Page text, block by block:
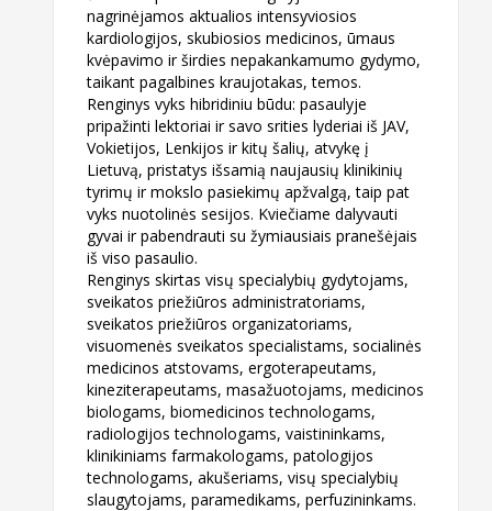
nagrinėjamos aktualios intensyviosios
kardiologijos,skubiosios medicinos, ūmaus
kvėpavimo ir širdies nepakankamumo gydymo,
taikant pagalbines kraujotakas, temos.
Renginys vyks hibridiniu būdu: pasaulyje
pripažinti lektoriai ir savo srities lyderiai iš JAV,
Vokietijos, Lenkijos ir kitų šalių, atvykę į
Lietuvą, pristatys išsamią naujausių klinikinių
tyrimų irmokslo pasiekimų apžvalgą, taip pat
vyks nuotolinės sesijos. Kviečiame dalyvauti
gyvai irpabendrauti su žymiausiais pranešėjais
iš viso pasaulio.
Renginys skirtas visų specialybių gydytojams,
sveikatos priežiūros administratoriams,
sveikatospriežiūros organizatoriams,
visuomenės sveikatos specialistams, socialinės
medicinos atstovams, ergoterapeutams,
kineziterapeutams, masažuotojams, medicinos
biologams, biomedicinos technologams,
radiologijos technologams, vaistininkams,
klinikiniams farmakologams, patologijos
technologams, akušeriams, visų specialybių
slaugytojams, paramedikams, perfuzininkams.